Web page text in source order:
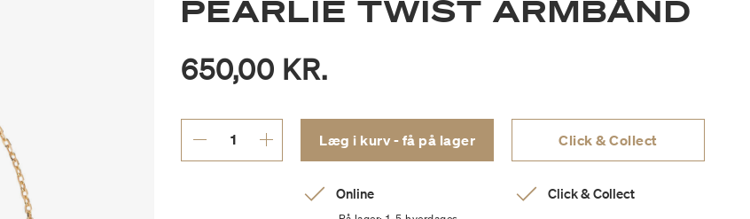
PEARLIE TWIST ARMBÅND
650,00 KR.
Læg i kurv - få på lager Click & Collect
Online Click & Collect